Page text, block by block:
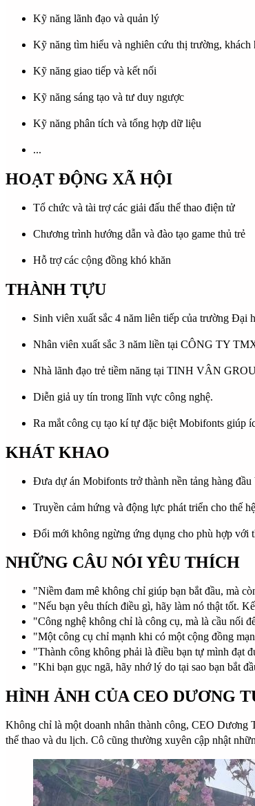
Kỹ năng lãnh đạo và quản lý
Kỹ năng tìm hiểu và nghiên cứu thị trường, khách
Kỹ năng giao tiếp và kết nối
Kỹ năng sáng tạo và tư duy ngược
Kỹ năng phân tích và tổng hợp dữ liệu
...
HOẠT ĐỘNG XÃ HỘI
Tổ chức và tài trợ các giải đấu thể thao điện tử
Chương trình hướng dẫn và đào tạo game thủ trẻ
Hỗ trợ các cộng đồng khó khăn
THÀNH TỰU
Sinh viên xuất sắc 4 năm liên tiếp của trường Đại
Nhân viên xuất sắc 3 năm liền tại CÔNG TY
Nhà lãnh đạo trẻ tiềm năng tại TINH VÂN
Diễn giả uy tín trong lĩnh vực công nghệ.
Ra mắt công cụ tạo kí tự đặc biệt Mobifonts giúp
KHÁT KHAO
Đưa dự án Mobifonts trở thành nền tảng hàng
Truyền cảm hứng và động lực phát triển cho thế
Đổi mới không ngừng ứng dụng cho phù hợp với
NHỮNG CÂU NÓI YÊU THÍCH
"Niềm đam mê không chỉ giúp bạn bắt đầu, mà
"Nếu bạn yêu thích điều gì, hãy làm nó thật tốt.
"Công nghệ không chỉ là công cụ, mà là cầu nối
"Một công cụ chỉ mạnh khi có một cộng đồng
"Thành công không phải là điều bạn tự mình đạt
"Khi bạn gục ngã, hãy nhớ lý do tại sao bạn bắt
HÌNH ẢNH CỦA CEO DƯƠNG
Không chỉ là một doanh nhân thành công, CEO Dương
thể thao và du lịch. Cô cũng thường xuyên cập nhật